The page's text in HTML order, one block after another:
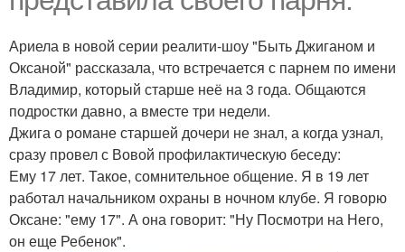
Ариела в новой серии реалити-шоу "Быть Джиганом и
Оксаной" рассказала, что встречается с парнем по имени
Владимир, который старше неё на 3 года. Общаются
подростки давно, а вместе три недели.
Джига о романе старшей дочери не знал, а когда узнал,
сразу провел с Вовой профилактическую беседу:
Ему 17 лет. Такое, сомнительное общение. Я в 19 лет
работал начальником охраны в ночном клубе. Я говорю
Оксане: "ему 17". А она говорит: "Ну Посмотри на Него,
он еще Ребенок".